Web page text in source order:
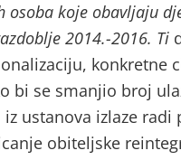
osoba koje obavljaju
2014.-2016. Ti
konkretne
bi se smanjio broj
ustanova izlaze
obiteljske